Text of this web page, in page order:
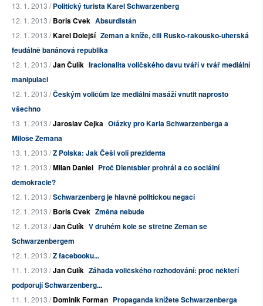
13. 1. 2013 /Politický turista Karel Schwarzenberg
12. 1. 2013 /Boris Cvek Absurdistán
12. 1. 2013 /Karel Dolejší Zeman a kníže, čili Rusko-rakousko-uherská
feudálně banánová republika
12. 1. 2013 /Jan Čulík Iracionalita voličského davu tváří v tvář mediální
manipulaci
12. 1. 2013 /Českým voličům lze mediální masáží vnutit naprosto
všechno
13. 1. 2013 /Jaroslav Čejka Otázky pro Karla Schwarzenberga a
Miloše Zemana
13. 1. 2013 /Z Polska: Jak Češi volí prezidenta
12. 1. 2013 /Milan Daniel Proč Dientsbier prohrál a co sociální
demokracie?
12. 1. 2013 /Schwarzenberg je hlavně politickou negací
12. 1. 2013 /Boris Cvek Změna nebude
12. 1. 2013 /Jan Čulík V druhém kole se střetne Zeman se
Schwarzenbergem
12. 1. 2013 /Z facebooku...
11. 1. 2013 /Jan Čulík Záhada voličského rozhodování: proč někteří
podporují Schwarzenberg...
11. 1. 2013 /Dominik Forman Propaganda knížete Schwarzenberga